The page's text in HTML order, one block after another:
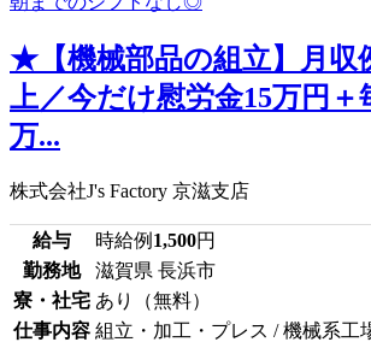
★【機械部品の組立】月収
上／今だけ慰労金15万円＋
万...
株式会社J's Factory 京滋支店
給与 時給例 1,500円
勤務地
滋賀県 長浜市
寮・社宅 あり（無料）
仕事内容 組立・加工・プレス / 機械系工